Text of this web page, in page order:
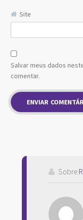
Site
Salvar meus dados
comentar.
Sobre